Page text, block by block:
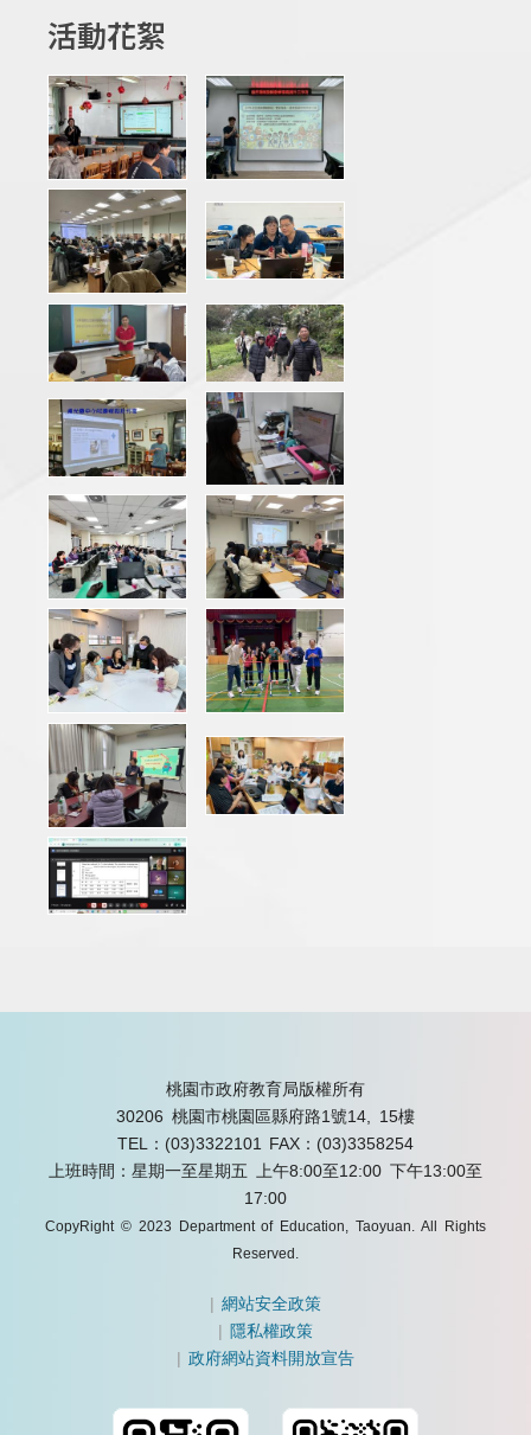
活動花絮
桃園市政府教育局版權所有
30206 桃園市桃園區縣府路1號14, 15樓
TEL：(03)3322101
FAX：(03)3358254
上班時間：星期一至星期五 上午8:00至12:00 下午13:00至
17:00
CopyRight © 2023 Department of Education, Taoyuan. All Rights
Reserved.
|網站安全政策
| 隱私權政策
|政府網站資料開放宣告